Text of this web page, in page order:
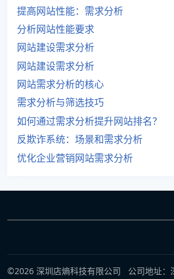
提高网站性能：需求分析
分析网站性能要求
网站建设需求分析
网站建设需求分析
网站需求分析的核心
需求分析与筛选技巧
如何通过需求分析提升网站排名？
反欺诈系统：场景和需求分析
优化企业营销网站需求分析
©2026 深圳店熵科技有限公司 公司地址：